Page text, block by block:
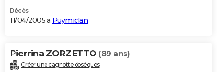
Décès
11/04/2005 à Puymiclan
Pierrina ZORZETTO (89 ans)
Créer une cagnotte obsèques